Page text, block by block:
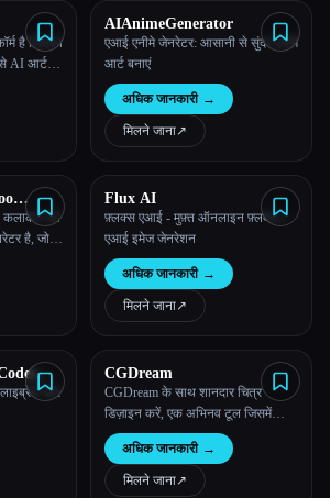
है जिसका
AI आर्ट
है।
AIAnimeGenerator
एआई एनीमे जेनरेटर: आसानी से सुंदर एनीमे
आर्ट बनाएं
अधिक जानकारी →
मिलने जाना↗︎
को
है, जो
की तरह
से पहनें।
Flux AI
फ़्लक्स एआई - मुफ़्त ऑनलाइन फ़्लक्स.1
एआई इमेज जेनरेशन
अधिक जानकारी →
मिलने जाना↗︎
Style
और
CGDream
CGDream के साथ शानदार चित्र
डिज़ाइन करें, एक अभिनव टूल जिसमें
बेमिसाल नियंत्रण और रचनात्मकता के
लिए जनरेटिव AI के साथ 3D मॉडल
शामिल किए गए हैं।
अधिक जानकारी →
मिलने जाना↗︎